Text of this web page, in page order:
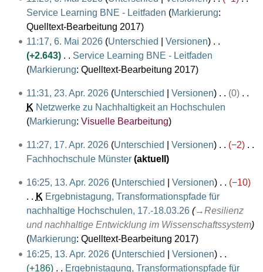
m
m
e
n
f
s
s
u
n
g
z
u
s
a
m
e
n
f
a
s
u
g
b
e
i
t
u
g
s
z
s
a
m
e
n
f
a
s
B
e
a
r
b
i
t
u
g
s
z
s
a
m
m
e
i
n
e
B
e
r
b
e
n
s
z
u
s
a
Service Learning BNE - Leitfaden
K
e
i
n
B
e
a
r
b
i
u
n
g
s
z
Markierung:
Quelltext-Bearbeitung 2017
11:17, 6. Mai 2026 Unterschied
Versionen
+2.643
Service Learning BNE - Leitfaden
K
i
n
e
B
e
r
e
i
t
u
n
Markierung: Quelltext-Bearbeitung 2017
11:31, 23. Apr. 2026 Unterschied Versionen
0
K Netzwerke zu Nachhaltigkeit an Hochschulen
K
i
n
e
r
Markierung: Visuelle Bearbeitung
11:27, 17. Apr. 2026 Unterschied Versionen
−2
Fachhochschule Münster
e
i
n
e
B
e
aktuell
16:25, 13. Apr. 2026 Unterschied Versionen
−10
K Ergebnistagung, Transformationspfade für
nachhaltige Hochschulen, 17.-18.03.26 →Resilienz
und nachhaltige Entwicklung im Wissenschaftssystem
Markierung: Quelltext-Bearbeitung 2017
16:25, 13. Apr. 2026 Unterschied
Versionen
+186
Ergebnistagung, Transformationspfade für